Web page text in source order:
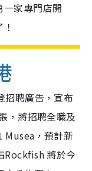
家專門店開
招聘廣告，宣布
，將招聘全職及
Musea，預計新
Rockfish 將於今